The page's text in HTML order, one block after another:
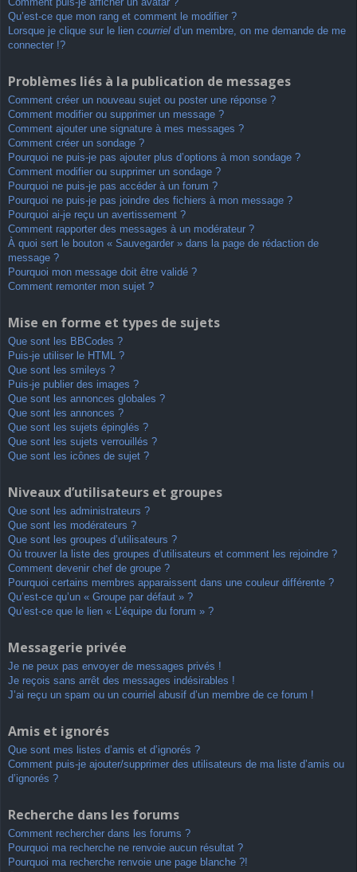
Qu’est-ce que mon rang et comment le modifier ?
Lorsque je clique sur le lien courriel d’un membre, on me demande de me
connecter !?
Problèmes liés à la publication de messages
Comment créer un nouveau sujet ou poster une réponse ?
Comment modifier ou supprimer un message ?
Comment ajouter une signature à mes messages ?
Comment créer un sondage ?
Pourquoi ne puis-je pas ajouter plus d’options à mon sondage ?
Comment modifier ou supprimer un sondage ?
Pourquoi ne puis-je pas accéder à un forum ?
Pourquoi ne puis-je pas joindre des fichiers à mon message ?
Pourquoi ai-je reçu un avertissement ?
Comment rapporter des messages à un modérateur ?
À quoi sert le bouton « Sauvegarder » dans la page de rédaction de
message ?
Pourquoi mon message doit être validé ?
Comment remonter mon sujet ?
Mise en forme et types de sujets
Que sont les BBCodes ?
Puis-je utiliser le HTML ?
Que sont les smileys ?
Puis-je publier des images ?
Que sont les annonces globales ?
Que sont les annonces ?
Que sont les sujets épinglés ?
Que sont les sujets verrouillés ?
Que sont les icônes de sujet ?
Niveaux d’utilisateurs et groupes
Que sont les administrateurs ?
Que sont les modérateurs ?
Que sont les groupes d’utilisateurs ?
Où trouver la liste des groupes d’utilisateurs et comment les rejoindre ?
Comment devenir chef de groupe ?
Pourquoi certains membres apparaissent dans une couleur différente ?
Qu’est-ce qu’un « Groupe par défaut » ?
Qu’est-ce que le lien « L’équipe du forum » ?
Messagerie privée
Je ne peux pas envoyer de messages privés !
Je reçois sans arrêt des messages indésirables !
J’ai reçu un spam ou un courriel abusif d’un membre de ce forum !
Amis et ignorés
Que sont mes listes d’amis et d’ignorés ?
Comment puis-je ajouter/supprimer des utilisateurs de ma liste d’amis ou
d’ignorés ?
Recherche dans les forums
Comment rechercher dans les forums ?
Pourquoi ma recherche ne renvoie aucun résultat ?
Pourquoi ma recherche renvoie une page blanche ?!